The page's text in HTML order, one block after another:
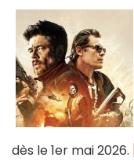
dès le 1er mai 2026.